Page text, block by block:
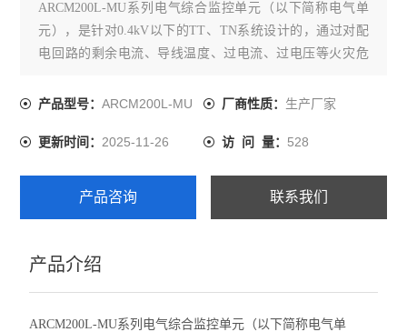
电气火灾监控系统
ARCM200L-MU系列电气综合监控单元（以下简称电气单
元），是针对0.4kV以下的TT、TN系统设计的，通过对配
电回路的剩余电流、导线温度、过电流、过电压等火灾危
现了对多种电力参数的实时监测,为能耗管理提供精确的数
产品型号：ARCM200L-MU 厂商性质： 生产厂家
更新时间：2025-11-26 访 问 量： 528
产品咨询 联系我们
产品介绍
ARCM200L-MU系列电气综合监控单元（以下简称电气单